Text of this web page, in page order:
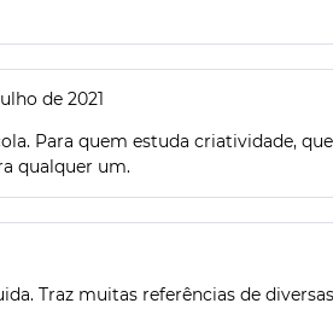
de 2021
Para quem estuda criatividade,
qualquer um.
Traz muitas referências de